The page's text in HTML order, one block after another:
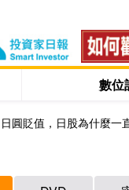
數位
日圓貶值，日股為什麼一